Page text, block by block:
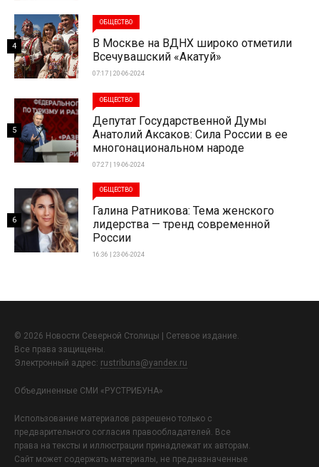
ОБЩЕСТВО
В Москве на ВДНХ широко отметили
Всечувашский «Акатуй»
07:17 | 20-06-2024
4
ОБЩЕСТВО
Депутат Государственной Думы
Анатолий Аксаков: Сила России в ее
многонациональном народе
07:27 | 19-06-2024
5
ОБЩЕСТВО
Галина Ратникова: Тема женского
лидерства — тренд современной
России
16:36 | 23-06-2024
6
© 2026 Новости Северной Столицы | Сетевое издание.
Все права защищены.
Электронный адрес: rustribuna@yandex.ru
Объединенные СМИ «РУСТРИБУНА»
Использование материалов разрешено только с
предварительного согласия правообладателей. Все
права на тексты и иллюстрации принадлежат их авторам.
Сайт может содержать материалы, не предназначенные